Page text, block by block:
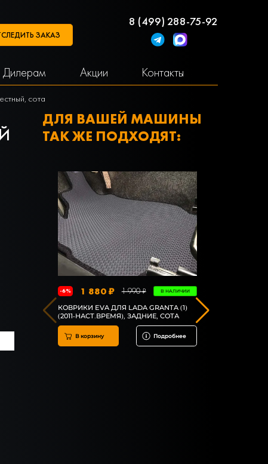
ЗАКАЗ
8 (499) 288-75-92
Дилерам Акции Контакты
сота
ДЛЯ ВАШЕЙ МАШИНЫ
ТАК ЖЕ ПОДХОДЯТ:
-6% 1 880 ₽ 1 990 ₽ В НАЛИЧИИ
КОВРИКИ EVA ДЛЯ LADA GRANTA (1)
(2011-НАСТ.ВРЕМЯ), ЗАДНИЕ, СОТА
В корзину Подробнее